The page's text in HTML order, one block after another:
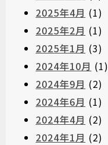
2025年4月 (1)
2025年2月 (1)
2025年1月 (3)
2024年10月 (1)
2024年9月 (2)
2024年6月 (1)
2024年4月 (2)
2024年1月 (2)